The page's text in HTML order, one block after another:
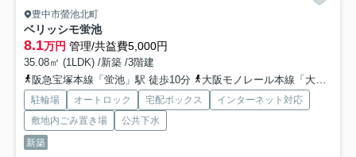
豊中市螢池北町
ベリッシモ蛍池
8.1万円 管理/共益費5,000円
35.08㎡ (1LDK) /新築 /3階建
阪急宝塚本線「蛍池」駅 徒歩10分
大阪モノレール本線「大阪空港」駅 徒歩15分
駐輪場 オートロック 宅配ボックス
インターネット対応
敷地内ごみ置き場
公共下水
新築